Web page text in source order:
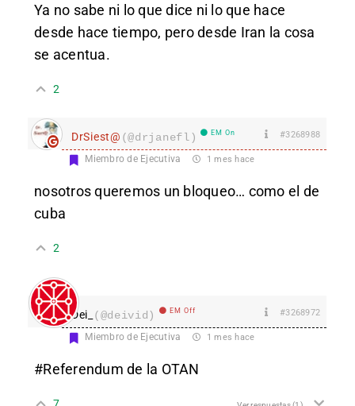
Ya no sabe ni lo que dice ni lo que hace
desde hace tiempo, pero desde Iran la cosa
se acentua.
2
DrSiest@ (@drjanefl) EM On #3268988
Miembro de Ejecutiva 1 mes hace
nosotros queremos un bloqueo… como el de
cuba
2
Dei_ (@deivid) EM Off #3268972
Miembro de Ejecutiva 1 mes hace
#Referendum de la OTAN
7